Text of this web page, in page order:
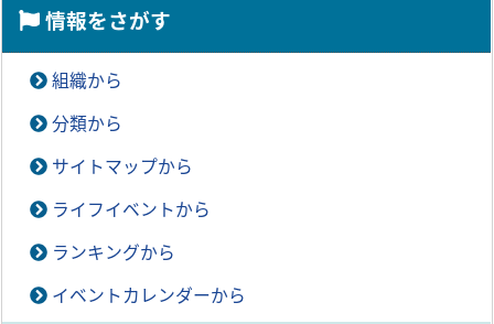
情報をさがす
組織から
分類から
サイトマップから
ライフイベントから
ランキングから
イベントカレンダーから